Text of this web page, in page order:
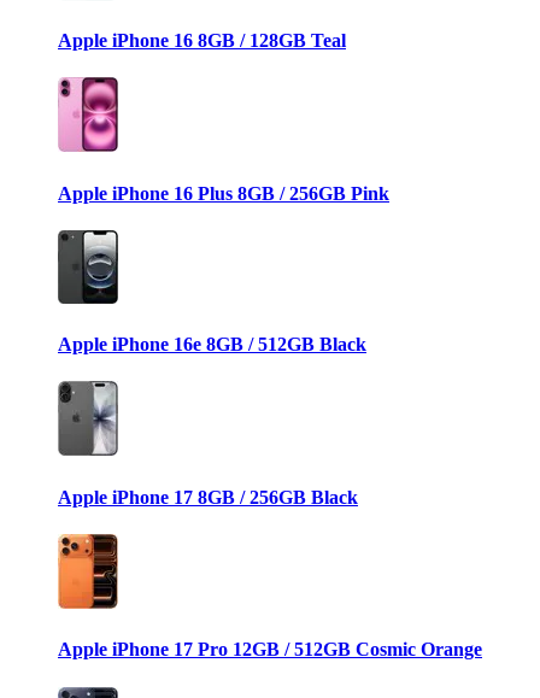
Apple iPhone 16 8GB / 128GB Teal
Apple iPhone 16 Plus 8GB / 256GB Pink
Apple iPhone 16e 8GB / 512GB Black
Apple iPhone 17 8GB / 256GB Black
Apple iPhone 17 Pro 12GB / 512GB Cosmic Orange